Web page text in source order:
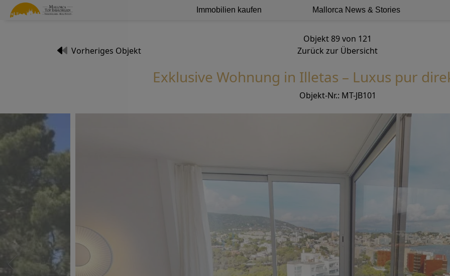
Immobilien kaufen Mallorca News & Stories
Objekt 89 von 121
Vorheriges Objekt Zurück zur Übersicht
Exklusive Wohnung in Illetas – Luxus pur
Objekt-Nr.: MT-JB101